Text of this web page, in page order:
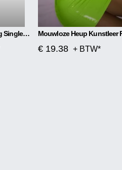
Hot Drill Ronde Kraag Single Sleeve Mesh Perspective Hollow Out Rok Jurk
€ 19.38 + BTW*